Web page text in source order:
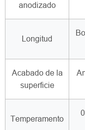
anodizado
Longitud
Acabado de la
superficie
Temperamento